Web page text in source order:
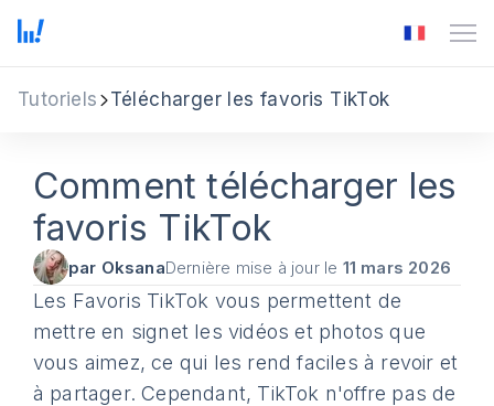
Tutoriels Télécharger les favoris TikTok
Comment télécharger les
favoris TikTok
par OksanaDernière mise à jour le 11 mars 2026
Les Favoris TikTok vous permettent de
mettre en signet les vidéos et photos que
vous aimez, ce qui les rend faciles à revoir et
à partager. Cependant, TikTok n'offre pas de